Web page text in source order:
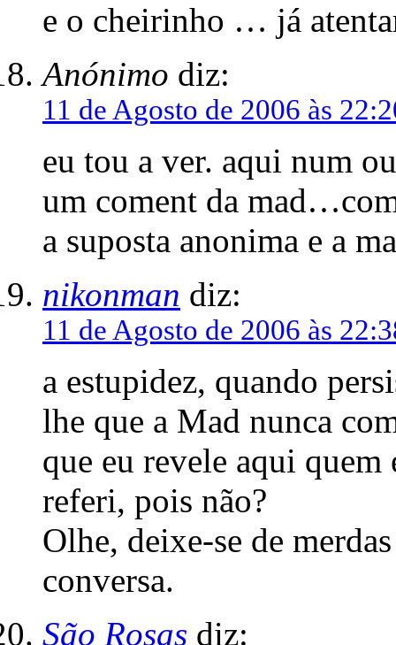
e o cheirinho … já
Anónimo diz:
11 de Agosto de 2006 às
eu tou a ver. aqui num
um coment da
a suposta anonima e a
nikonman diz:
11 de Agosto de 2006 às
a estupidez, quando
lhe que a Mad nunca
que eu revele aqui
referi, pois não?
Olhe, deixe-se de
conversa.
São Rosas diz: